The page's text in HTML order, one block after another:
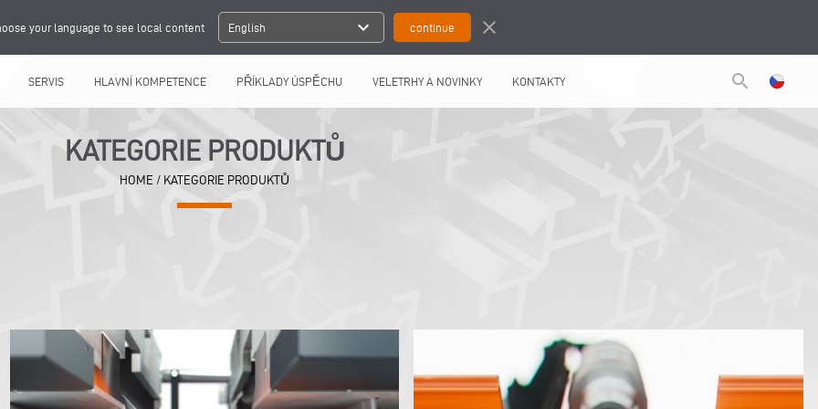
your language to see local content English expand_more close
SERVIS HLAVNÍ KOMPETENCE PŘÍKLADY ÚSPĚCHU VELETRHY A NOVINKY KONTAKTY search
KATEGORIE PRODUKTŮ
HOME / KATEGORIE PRODUKTŮ